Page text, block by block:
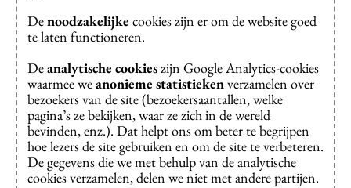
Denoodzakelijke cookies zijn er om de website goed
te laten functioneren.
Deanalytische cookieszijn Google Analytics-cookies
waarmee weanonieme statistiekenverzamelen over
bezoekers van de site (bezoekersaantallen, welke
pagina’s ze bekijken, waar ze zich in de wereld
bevinden, enz.). Dat helpt ons om beter te begrijpen
hoe lezers de site gebruiken en om de site te verbeteren.
De gegevens die we met behulp van de analytische
cookies verzamelen, delen we niet met andere partijen.